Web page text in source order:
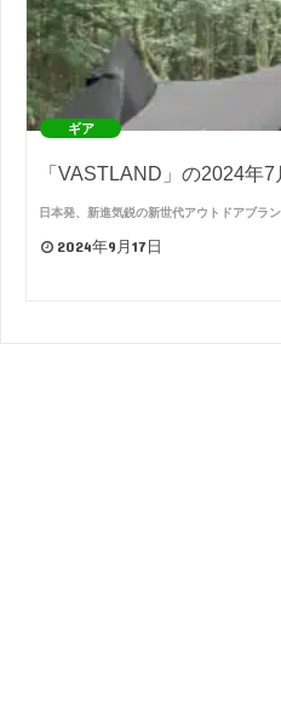
ギア
「VASTLAND」の2024年
日本発、新進気鋭の新世代アウトドアブラ
2024年9月17日